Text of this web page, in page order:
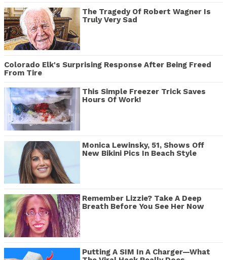
The Tragedy Of Robert Wagner Is
Truly Very Sad
Colorado Elk's Surprising Response After Being Freed
From Tire
This Simple Freezer Trick Saves
Hours Of Work!
Monica Lewinsky, 51, Shows Off
New Bikini Pics In Beach Style
Remember Lizzie? Take A Deep
Breath Before You See Her Now
Putting A SIM In A Charger—What